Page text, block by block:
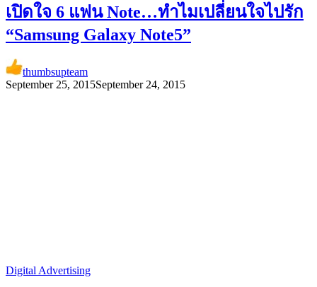
เปิดใจ 6 แฟน Note…ทำไมเปลี่ยนใจไปรัก
“Samsung Galaxy Note5”
thumbsupteam
September 25, 2015September 24, 2015
Digital Advertising